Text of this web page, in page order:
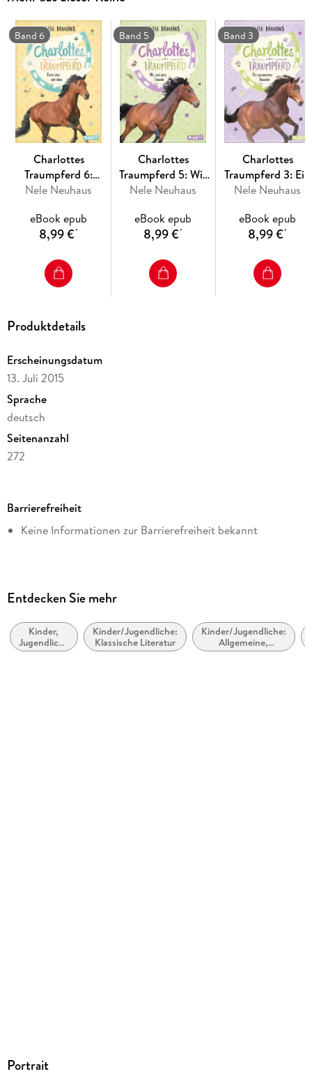
nicht mehr: Wem kann sie noch vertrauen?
Band 6
Charlottes
Traumpferd 6:
Durch dick und
Nele Neuhaus
eBook epub
8,99 €*
Band 5
Charlottes
Traumpferd 5: Wir
sind doch Freunde
Nele Neuhaus
eBook epub
8,99 €*
Band 3
Charlottes
Traumpferd 3: Ein
unerwarteter
Nele Neuhaus
eBook epub
8,99 €*
Produktdetails
Erscheinungsdatum
13. Juli 2015
Sprache
deutsch
Seitenanzahl
272
Altersempfehlung
von 10 bis 99 Jahren
Autor/Autorin
Verlag/Hersteller
Planet!
Barrierefreiheit
Keine Informationen zur Barrierefreiheit bekannt
Entdecken Sie mehr
Kinder,
Jugendliche
und Bildung
Kinder/Jugendliche:
Klassische Literatur
Kinder/Jugendliche:
Allgemeine,
moderne und
Portrait